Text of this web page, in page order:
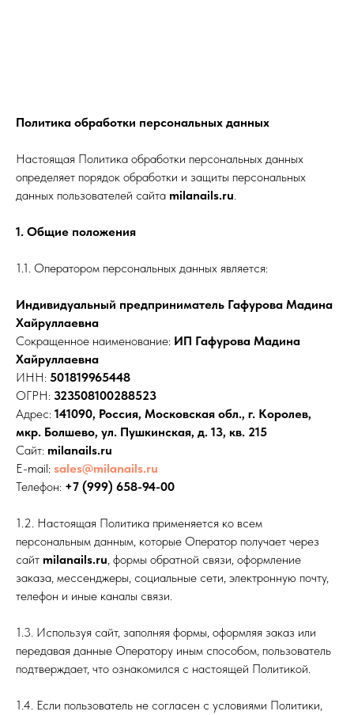
Политика обработки персональных данных
Настоящая Политика обработки персональных данных
определяет порядок обработки и защиты персональных
данных пользователей сайта milanails.ru.
1. Общие положения
1.1. Оператором персональных данных является:
Индивидуальный предприниматель Гафурова Мадина
Хайруллаевна
Сокращенное наименование: ИП Гафурова Мадина
Хайруллаевна
ИНН: 501819965448
ОГРН: 323508100288523
Адрес: 141090, Россия, Московская обл., г. Королев,
мкр. Болшево, ул. Пушкинская, д. 13, кв. 215
Сайт: milanails.ru
E-mail: sales@milanails.ru
Телефон: +7 (999) 658-94-00
1.2. Настоящая Политика применяется ко всем
персональным данным, которые Оператор получает через
сайт milanails.ru, формы обратной связи, оформление
заказа, мессенджеры, социальные сети, электронную почту,
телефон и иные каналы связи.
1.3. Используя сайт, заполняя формы, оформляя заказ или
передавая данные Оператору иным способом, пользователь
подтверждает, что ознакомился с настоящей Политикой.
1.4. Если пользователь не согласен с условиями Политики,